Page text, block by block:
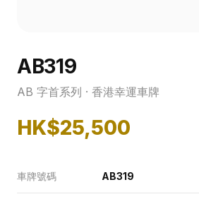
AB319
AB 字首系列 · 香港幸運車牌
HK$25,500
車牌號碼 AB319